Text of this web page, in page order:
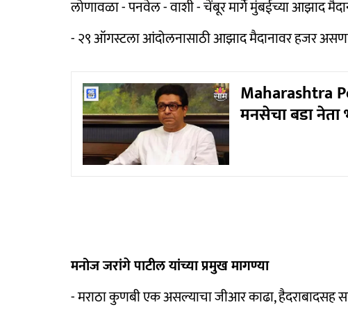
लोणावळा - पनवेल - वाशी - चेंबूर मार्गे मुंबईच्या आझाद
- २९ ऑगस्टला आंदोलनासाठी आझाद मैदानावर हजर
Maharashtra
मनसेचा बडा नेता
मनोज जरांगे पाटील यांच्या प्रमुख मागण्या
- मराठा कुणबी एक असल्याचा जीआर काढा, हैदराबादसह